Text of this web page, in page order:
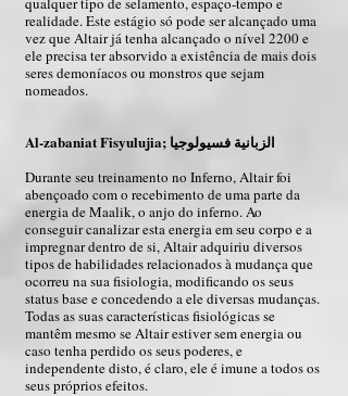
realidade. Este estágio só pode ser alcançado uma
vez que Altair já tenha alcançado o nível 2200 e
ele precisa ter absorvido a existência de mais dois
seres demoníacos ou monstros que sejam
nomeados.
Al-zabaniat Fisyulujia; الزبانية فسيولوجيا
Durante seu treinamento no Inferno, Altair foi
abençoado com o recebimento de uma parte da
energia de Maalik, o anjo do inferno. Ao
conseguir canalizar esta energia em seu corpo e a
impregnar dentro de si, Altair adquiriu diversos
tipos de habilidades relacionados à mudança que
ocorreu na sua fisiologia, modificando os seus
status base e concedendo a ele diversas mudanças.
Todas as suas características fisiológicas se
mantêm mesmo se Altair estiver sem energia ou
caso tenha perdido os seus poderes, e
independente disto, é claro, ele é imune a todos os
seus próprios efeitos.